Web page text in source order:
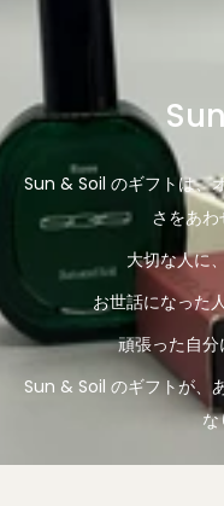
Sun & Soil のギフトは、
さをあ
大切な人に
お世話になった
頑張った自
Sun & Soil のギフトが、
な